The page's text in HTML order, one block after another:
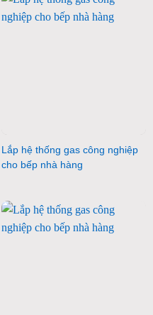
Lắp hệ thống gas công nghiệp
cho bếp nhà hàng